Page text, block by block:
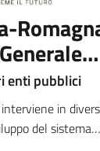
della
lavoro
enti pubblici
in
del sistema